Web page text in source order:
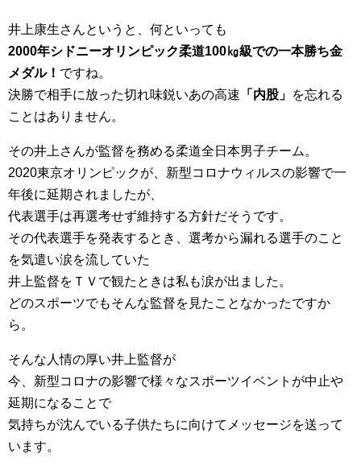
井上康生さんというと、何といっても
2000年シドニーオリンピック柔道100㎏級での一本勝ち金
メダル！ ですね。
決勝で相手に放った切れ味鋭いあの高速 「内股」 を忘れる
ことはありません。
その井上さんが監督を務める柔道全日本男子チーム。
2020東京オリンピックが、新型コロナウィルスの影響で一
年後に延期されましたが、
代表選手は再選考せず維持する方針だそうです。
その代表選手を発表するとき、選考から漏れる選手のこと
を気遣い涙を流していた
井上監督をＴＶで観たときは私も涙が出ました。
どのスポーツでもそんな監督を見たことなかったですか
ら。
そんな人情の厚い井上監督が
今、新型コロナの影響で様々なスポーツイベントが中止や
延期になることで
気持ちが沈んでいる子供たちに向けてメッセージを送って
います。